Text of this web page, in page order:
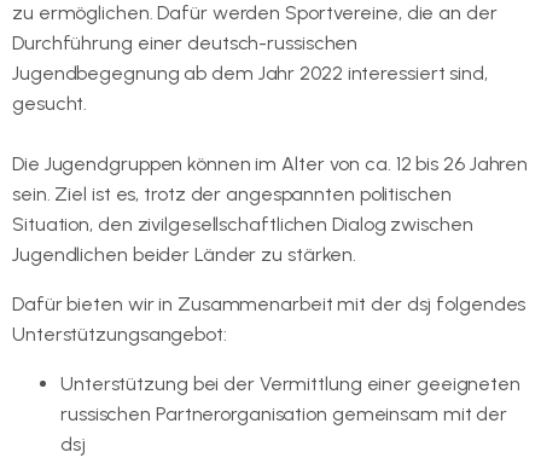
zu ermöglichen. Dafür werden Sportvereine, die an der
Durchführung einer deutsch-russischen
Jugendbegegnung ab dem Jahr 2022 interessiert sind,
gesucht.
Die Jugendgruppen können im Alter von ca. 12 bis 26 Jahren
sein. Ziel ist es, trotz der angespannten politischen
Situation, den zivilgesellschaftlichen Dialog zwischen
Jugendlichen beider Länder zu stärken.
Dafür bieten wir in Zusammenarbeit mit der dsj folgendes
Unterstützungsangebot:
Unterstützung bei der Vermittlung einer geeigneten
russischen Partnerorganisation gemeinsam mit der
dsj